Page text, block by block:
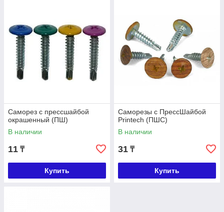
Саморез с прессшайбой
окрашенный (ПШ)
В наличии
11 ₸
Купить
Саморезы с ПрессШайбой
Printech (ПШC)
В наличии
31 ₸
Купить